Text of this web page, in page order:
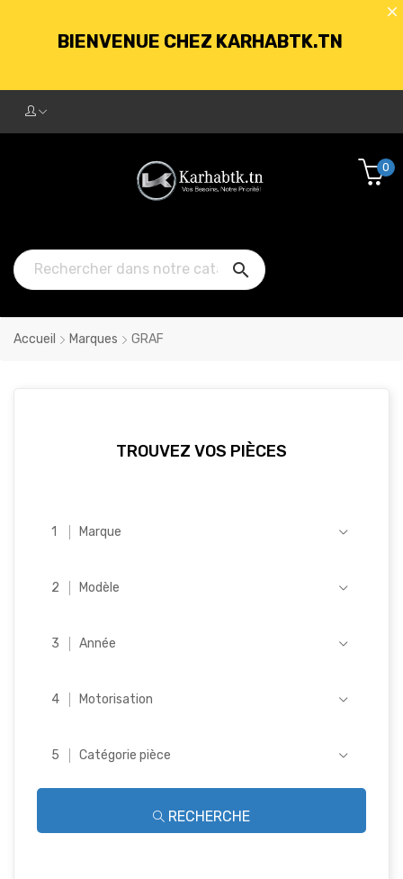
BIENVENUE CHEZ KARHABTK.TN
250DT D'ACHATS

0
Accueil Marques GRAF
TROUVEZ VOS PIÈCES
Marque
Modèle
Année
Motorisation
Catégorie pièce
RECHERCHE